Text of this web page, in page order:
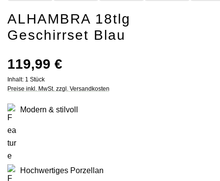
ALHAMBRA 18tlg
Geschirrset Blau
Regulärer Preis:
119,99 €
Inhalt: 1 Stück
Preise inkl. MwSt. zzgl. Versandkosten
Modern & stilvoll
Hochwertiges Porzellan